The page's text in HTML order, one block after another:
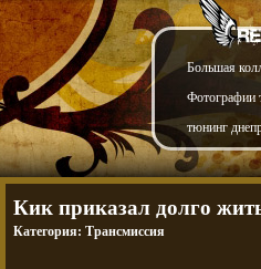
Большая
Фотографии
тюнинг
Кик приказал долго
Категория: Трансмиссия